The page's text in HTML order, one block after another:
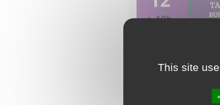
This site